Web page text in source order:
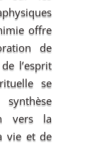
offre
de
l’esprit
se
vers la
vie et de